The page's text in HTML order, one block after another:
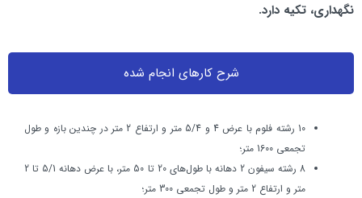
نگهداري، تکیه دارد.
شرح کارهاي انجام شده
10 رشته فلوم با عرض 4 و 5/4 متر و ارتفاع 2 متر در چندين بازه و طول
تجمعي 1600 متر؛
8 رشته سيفون 2 دهانه با طول‌هاي 20 تا 50 متر، با عرض دهانه 5/1 تا 2
متر و ارتفاع 2 متر و طول تجمعي 300 متر؛